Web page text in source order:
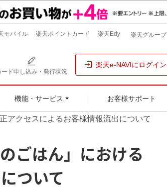
モバイル 楽天ポイントカード 楽天Edy 楽天グループ
ード申し込み・発行状況
楽天e-NAVIにログイン
機能・サービス お客様サポート
アクセスによるお客様情報流出について
ごはん」における
ついて